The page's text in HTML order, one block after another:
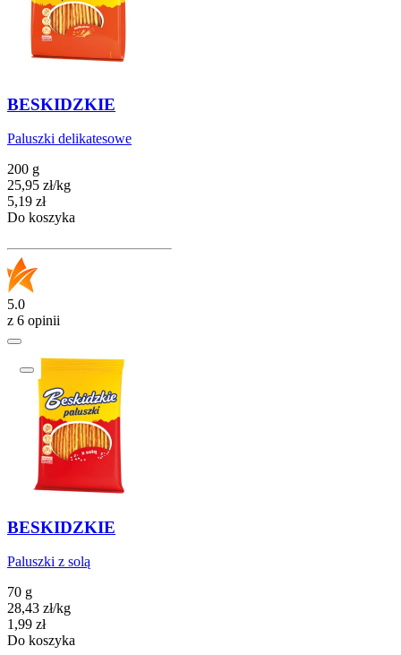
BESKIDZKIE
Paluszki delikatesowe
200 g
25,95 zł/kg
Cena
5,19 zł
Do koszyka
5.0
z 6 opinii
BESKIDZKIE
Paluszki z solą
70 g
28,43 zł/kg
Cena
1,99 zł
Do koszyka